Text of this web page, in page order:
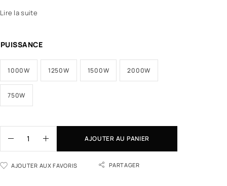
Lire la suite
PUISSANCE
1000W 1250W 1500W 2000W
750W
AJOUTER AU PANIER
AJOUTER AUX FAVORIS PARTAGER